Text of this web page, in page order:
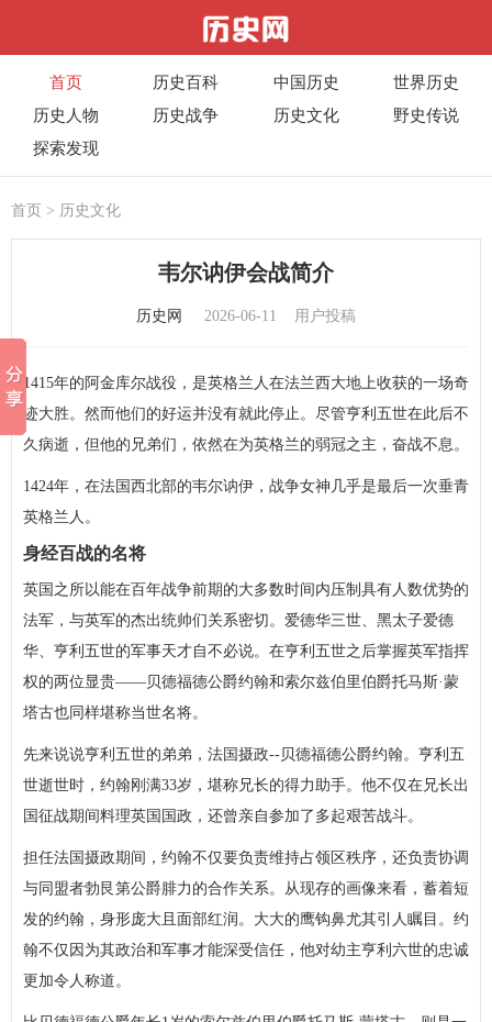
首页 历史百科 中国历史
世界历史
历史人物
历史战争 历史文化
野史传说
探索发现
首页 > 历史文化
韦尔讷伊会战简介
历史网 2026-06-11 用户投稿
1415年的阿金库尔战役，是英格兰人在法兰西大地上收获的一场奇
迹大胜。然而他们的好运并没有就此停止。尽管亨利五世在此后不
久病逝，但他的兄弟们，依然在为英格兰的弱冠之主，奋战不息。
1424年，在法国西北部的韦尔讷伊，战争女神几乎是最后一次垂青
英格兰人。
身经百战的名将
英国之所以能在百年战争前期的大多数时间内压制具有人数优势的
法军，与英军的杰出统帅们关系密切。爱德华三世、黑太子爱德
华、亨利五世的军事天才自不必说。在亨利五世之后掌握英军指挥
权的两位显贵——贝德福德公爵约翰和索尔兹伯里伯爵托马斯·蒙
塔古也同样堪称当世名将。
先来说说亨利五世的弟弟，法国摄政--贝德福德公爵约翰。亨利五
世逝世时，约翰刚满33岁，堪称兄长的得力助手。他不仅在兄长出
国征战期间料理英国国政，还曾亲自参加了多起艰苦战斗。
担任法国摄政期间，约翰不仅要负责维持占领区秩序，还负责协调
与同盟者勃艮第公爵腓力的合作关系。从现存的画像来看，蓄着短
发的约翰，身形庞大且面部红润。大大的鹰钩鼻尤其引人瞩目。约
翰不仅因为其政治和军事才能深受信任，他对幼主亨利六世的忠诚
更加令人称道。